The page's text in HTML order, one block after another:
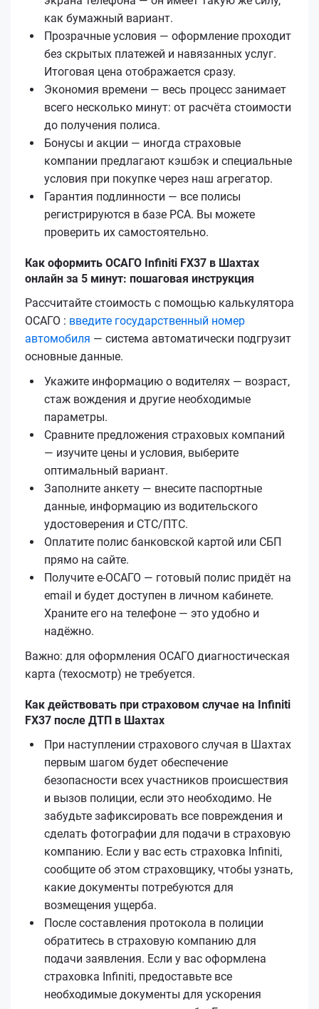
как бумажный вариант.
Прозрачные условия — оформление проходит
без скрытых платежей и навязанных услуг.
Итоговая цена отображается сразу.
Экономия времени — весь процесс занимает
всего несколько минут: от расчёта стоимости
до получения полиса.
Бонусы и акции — иногда страховые
компании предлагают кэшбэк и специальные
условия при покупке через наш агрегатор.
Гарантия подлинности — все полисы
регистрируются в базе РСА. Вы можете
проверить их самостоятельно.
Как оформить ОСАГО Infiniti FX37 в Шахтах
онлайн за 5 минут: пошаговая инструкция
Рассчитайте стоимость с помощью калькулятора
ОСАГО : введите государственный номер
автомобиля — система автоматически подгрузит
основные данные.
Укажите информацию о водителях — возраст,
стаж вождения и другие необходимые
параметры.
Сравните предложения страховых компаний
— изучите цены и условия, выберите
оптимальный вариант.
Заполните анкету — внесите паспортные
данные, информацию из водительского
удостоверения и СТС/ПТС.
Оплатите полис банковской картой или СБП
прямо на сайте.
Получите е‑ОСАГО — готовый полис придёт на
email и будет доступен в личном кабинете.
Храните его на телефоне — это удобно и
надёжно.
Важно: для оформления ОСАГО диагностическая
карта (техосмотр) не требуется.
Как действовать при страховом случае на Infiniti
FX37 после ДТП в Шахтах
При наступлении страхового случая в Шахтах
первым шагом будет обеспечение
безопасности всех участников происшествия
и вызов полиции, если это необходимо. Не
забудьте зафиксировать все повреждения и
сделать фотографии для подачи в страховую
компанию. Если у вас есть страховка Infiniti,
сообщите об этом страховщику, чтобы узнать,
какие документы потребуются для
возмещения ущерба.
После составления протокола в полиции
обратитесь в страховую компанию для
подачи заявления. Если у вас оформлена
страховка Infiniti, предоставьте все
необходимые документы для ускорения